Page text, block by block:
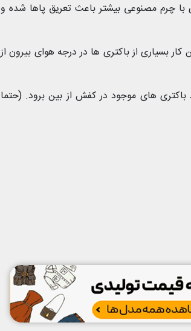
چرم مصنوعی بیشتر باعث تعریق پاها شده و
بسیاری از باکتری ها در درجه هوای بیرون از
های موجود در کفش از بین برود. (حتما